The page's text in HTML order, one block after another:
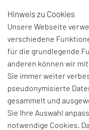
FÜR DIE
Wenn Marder
Hinweis zu Cookies
Unsere Webseite
verschiedene
für die grundlegende
anderen können wir
Sie immer weiter
pseudonymisierte
gesammelt und
Sie Ihre Auswahl
notwendige Cookies.